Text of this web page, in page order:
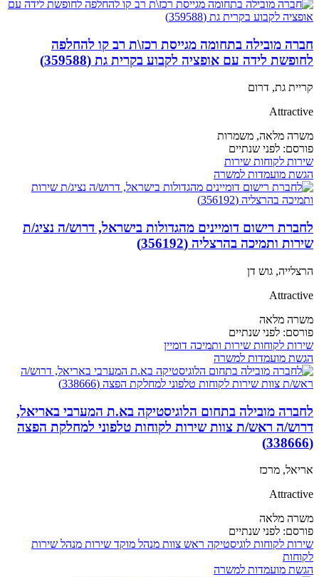
חברה מובילה בתחומה מגייסת רכז\ת רב קו להחלפה
לחופשת לידה עם אופציה לקבוע בקרית גת (359588)
קריית גת, דרום
Attractive
משרה מלאה, משמרות
פורסם: לפני שנתיים
שירות לקוחות שירות
הגשת מועמדות למשרה
לחברת רישום דומיינים מהגדולות בישראל, דרוש/ה נציג/ת
שירות ותמיכה בהרצליה (356192)
הרצלייה, גוש דן
Attractive
משרה מלאה
פורסם: לפני שנתיים
שירות לקוחות שירות ותמיכה דומיין
הגשת מועמדות למשרה
לחברה מובילה בתחום הלוגיסטיקה בא.ת המערבי באריאל,
דרוש/ה ראש/ת צוות שירות לקוחות טלפוני למחלקת הפצה
(338666)
אריאל, מרכז
Attractive
משרה מלאה
פורסם: לפני שנתיים
שירות לקוחות לוגיסטיקה ראש צוות מנהל מוקד שירות מנהל שירות
לקוחות
הגשת מועמדות למשרה